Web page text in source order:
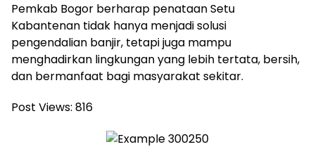
Pemkab Bogor berharap penataan Setu
Kabantenan tidak hanya menjadi solusi
pengendalian banjir, tetapi juga mampu
menghadirkan lingkungan yang lebih tertata, bersih,
dan bermanfaat bagi masyarakat sekitar.
Post Views: 816